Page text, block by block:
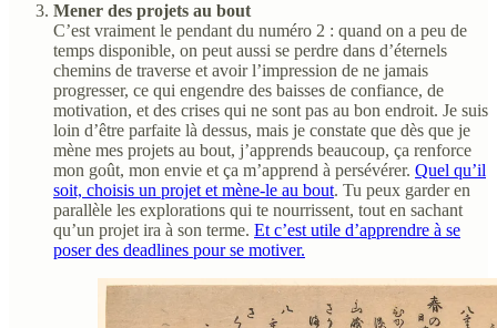
Mener des projets au bout
C’est vraiment le pendant du numéro 2 : quand on a peu de
temps disponible, on peut aussi se perdre dans d’éternels
chemins de traverse et avoir l’impression de ne jamais
progresser, ce qui engendre des baisses de confiance, de
motivation, et des crises qui ne sont pas au bon endroit. Je suis
loin d’être parfaite là dessus, mais je constate que dès que je
mène mes projets au bout, j’apprends beaucoup, ça renforce
mon goût, mon envie et ça m’apprend à persévérer. Quel qu’il
soit, choisis un projet et mène-le au bout. Tu peux garder en
parallèle les explorations qui te nourrissent, tout en sachant
qu’un projet ira à son terme. Et c’est utile d’apprendre à se
poser des deadlines pour se motiver.